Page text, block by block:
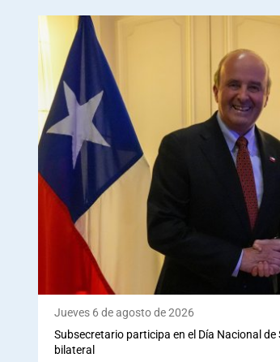
Jueves 6 de agosto de 2026
Subsecretario participa en el Día Nacional
bilateral